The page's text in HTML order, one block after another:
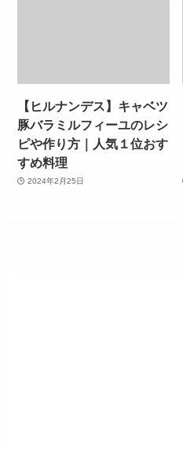
【ヒルナンデス】キャベツ
豚バラミルフィーユのレシ
ピや作り方｜人気１位おす
すめ料理
2024年2月25日